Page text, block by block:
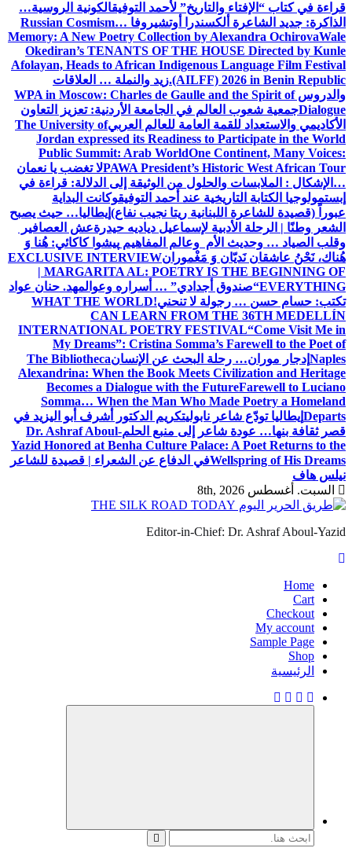
قراءة في كتاب “الإفتاء والتاريخ” لأحمد التوفيقالكونية الروسية…
الذاكرة: جديد الشاعرة ألكسندرا أوتشيروفا Russian Cosmism…
Memory: A New Poetry Collection by Alexandra OchirovaWale
Okediran’s TENANTS OF THE HOUSE Directed by Kunle
Afolayan, Heads to African Indigenous Language Film Festival
(AILFF) 2026 in Benin Republic. زيد والنملة … العلاقات
والدروسWPA in Moscow: Charles de Gaulle and the Spirit of
Dialogueجمعية شعوب العالم في الجامعة الأردنية: تعزيز التعاون
الأكاديمي والاستعداد للقمة العامة للعالم العربيThe University of
Jordan expressed its Readiness to Participate in the World
Public Summit: Arab WorldOne Continent, Many Voices:
PAWA President’s Historic West African Tourلا تغضب يا نعمان
…الإشكال : الملابسات والحلول من الوثيقة إلى الدلالة: قراءة في
إبستمولوجيا الكتابة التاريخية عند أحمد التوفيقوكانت البداية
عبوراً (قصيدة للشاعرة اللبنانية ريتا نجيب نفاع) إيطاليا… حيث يصبح
الشعر وطنًا | الرحلة الأدبية لإسماعيل دياديه حيدرةعش العصافير
وقلب الصياد … وحديث الأم وعالم المفاهيم پیشوا کاکائي: هُنا وَ
هُناك، نَحْنُ عاشقان نَديّان وَ مَغْمورانEXCLUSIVE INTERVIEW
| MARGARITA AL: POETRY IS THE BEGINNING OF
EVERYTHING“صندوق أجدادي” … أسراره وعوالمهد. حنان عواد
تكتب: حسام حسن … رجولة لا تنحني!WHAT THE WORLD
CAN LEARN FROM THE 36TH MEDELLÍN
INTERNATIONAL POETRY FESTIVAL“Come Visit Me in
My Dreams”: Cristina Somma’s Farewell to the Poet of
Naples إدجار موران… رحلة البحث عن الإنسانThe Bibliotheca
Alexandrina: When the Book Meets Civilization and Heritage
Becomes a Dialogue with the FutureFarewell to Luciano
Somma… When the Man Who Made Poetry a Homeland
Departs إيطاليا تودّع شاعر نابوليتكريم الدكتور أشرف أبو اليزيد في
قصر ثقافة بنها… عودة شاعر إلى منبع الحلمDr. Ashraf Aboul-
Yazid Honored at Benha Culture Palace: A Poet Returns to the
Wellspring of His Dreamsفي الدفاع عن الشعراء | قصيدة للشاعر
نيلس هاف
السبت. أغسطس 8th, 2026
Editor-in-Chief: Dr. Ashraf Aboul-Yazid
Home
Cart
Checkout
My account
Sample Page
Shop
الرئيسية
البحث